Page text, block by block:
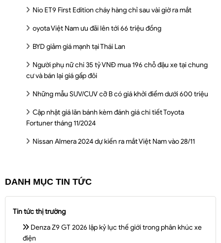
Nio ET9 First Edition cháy hàng chỉ sau vài giờ ra mắt
oyota Việt Nam ưu đãi lên tới 66 triệu đồng
BYD giảm giá mạnh tại Thái Lan
Người phụ nữ chi 35 tỷ VNĐ mua 196 chỗ đậu xe tại chung
cư và bán lại giá gấp đôi
Những mẫu SUV/CUV cỡ B có giá khởi điểm dưới 600 triệu
Cập nhật giá lăn bánh kèm đánh giá chi tiết Toyota
Fortuner tháng 11/2024
Nissan Almera 2024 dự kiến ra mắt Việt Nam vào 28/11
DANH MỤC TIN TỨC
Tin tức thị trường
Denza Z9 GT 2026 lập kỷ lục thế giới trong phân khúc xe
điện